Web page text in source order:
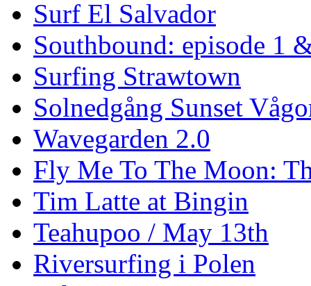
Surf El Salvador
Southbound: episode 1
Surfing Strawtown
Solnedgång Sunset
Wavegarden 2.0
Fly Me To The Moon:
Tim Latte at Bingin
Teahupoo / May 13th
Riversurfing i Polen